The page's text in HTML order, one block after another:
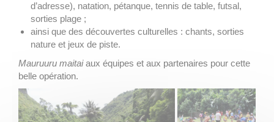
d’adresse), natation, pétanque, tennis de table, futsal,
sorties plage ;
ainsi que des découvertes culturelles : chants, sorties
nature et jeux de piste.
Mauruuru maitaiaux équipes et aux partenaires pour cette
belle opération.